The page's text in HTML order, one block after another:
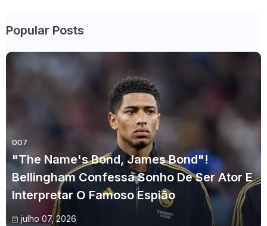
Popular Posts
007
"The Name's Bond, James Bond"!
Bellingham Confessa Sonho De Ser Ator E
Interpretar O Famoso Espião
julho 07, 2026